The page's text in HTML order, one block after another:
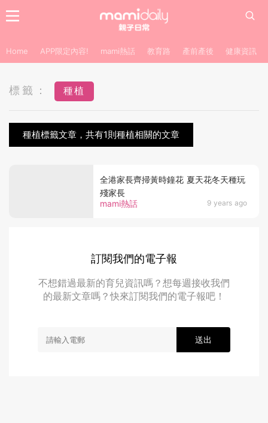
Home APP限定內容! mami熱話 教育路 產前產後 健康資訊
標籤： 種植
種植標籤文章，共有1則種植相關的文章
mami熱話 9 years ago
全港家長齊掃黃時鐘花 夏天花冬天種玩
殘家長
訂閱我們的電子報
不想錯過最新的育兒資訊嗎？想每週接收我們
的最新文章嗎？快來訂閱我們的電子報吧！
送出